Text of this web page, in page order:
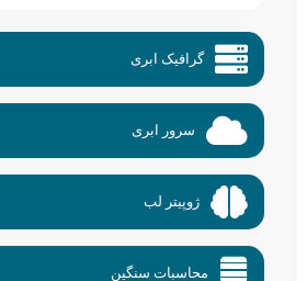
گرافیک ابری
سرور ابری
ژوپیتر لب
محاسبات سنگین